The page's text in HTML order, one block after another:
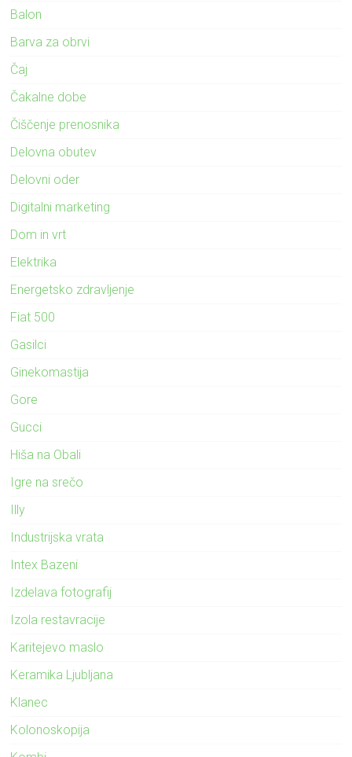
Balon
Barva za obrvi
Čaj
Čakalne dobe
Čiščenje prenosnika
Delovna obutev
Delovni oder
Digitalni marketing
Dom in vrt
Elektrika
Energetsko zdravljenje
Fiat 500
Gasilci
Ginekomastija
Gore
Gucci
Hiša na Obali
Igre na srečo
Illy
Industrijska vrata
Intex Bazeni
Izdelava fotografij
Izola restavracije
Karitejevo maslo
Keramika Ljubljana
Klanec
Kolonoskopija